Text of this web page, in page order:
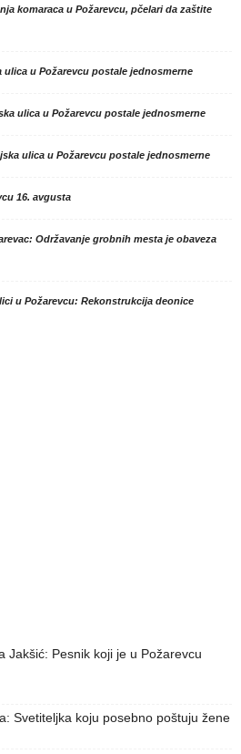
komaraca u Požarevcu, pčelari da zaštite
ulica u Požarevcu postale jednosmerne
ulica u Požarevcu postale jednosmerne
ulica u Požarevcu postale jednosmerne
16. avgusta
Održavanje grobnih mesta je obaveza
u Požarevcu: Rekonstrukcija deonice
Jakšić: Pesnik koji je u Požarevcu
Svetiteljka koju posebno poštuju žene